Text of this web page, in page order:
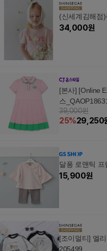
(신세계김해점
34,000원
[본사] [Online
스
39,000원
25%29,250
달퐁 로맨틱
15,900원
[조이멀티] 엘
205499